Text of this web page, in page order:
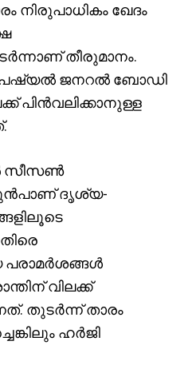
നിരുപാധികം ഖേദം
തീരുമാനം.
ജനറൽ ബോഡി
പിൻവലിക്കാനുള്ള
സീസൺ
ദൃശ്യ-
പരാമർശങ്ങൾ
വിലക്ക്
തുടർന്ന് താരം
ഹർജി